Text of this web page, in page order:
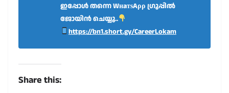
ഇപ്പോൾ തന്നെ WнaтѕAρρ ഗ്രൂപ്പിൽ
ജോയിൻ ചെയ്യൂ..
https://bn1.short.gy/CareerLokam
Share this: